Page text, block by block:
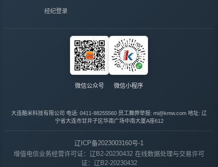
经纪登录
微信公众号 微信小程序
大连酷米科技有限公司 电话: 0411-88255560 员工舞弊举报: mi@kmw.com 地址: 辽
宁省大连市甘井子区华南广场中南大厦A座612
辽ICP备2023003160号-1
增值电信业务经营许可证：辽B2-20230432 在线数据处理与交易许可
证：辽B2-20230432